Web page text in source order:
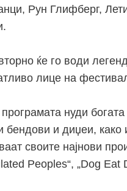
Рун Глифберг,
ќе го води
лице на
нуди
и диџеи, како
своите најнови
Peoples“, „Dog Eat